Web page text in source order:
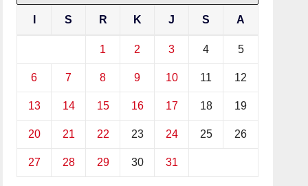
S R K J S A
1 2 3 4 5
6 7 8 9 10 11 12
13 14 15 16 17 18 19
20 21 22 23 24 25 26
27 28 29 30 31